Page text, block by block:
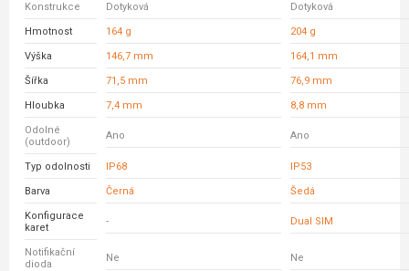
Konstrukce Dotyková Dotyková
Hmotnost 164 g 204 g
Výška 146,7 mm 164,1 mm
Šířka 71,5 mm 76,9 mm
Hloubka 7,4 mm 8,8 mm
Odolné
(outdoor)
Ano Ano
Typ odolnosti IP68 IP53
Barva Černá Šedá
Konfigurace
karet
- Dual SIM
Notifikační
dioda
Ne Ne